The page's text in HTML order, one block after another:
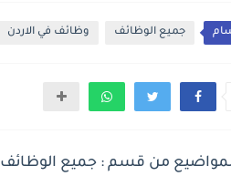
جميع الوظائف وظائف في الاردن
من قسم : جميع الوظائف